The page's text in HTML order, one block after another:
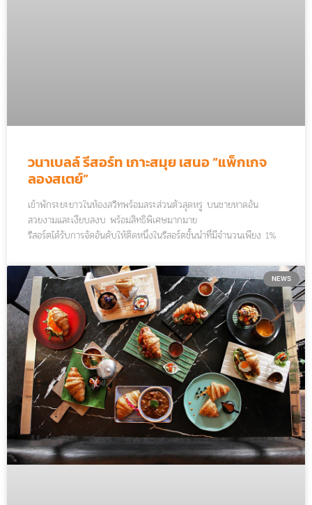
วนาเบลล์ รีสอร์ท เกาะสมุย เสนอ “แพ็กเกจ
ลองสเตย์”
เข้าพักระยะยาวในห้องสวีทพร้อมสระส่วนตัวสุดหรู บนชายหาดอัน
สวยงามและเงียบสงบ พร้อมสิทธิพิเศษมากมาย
รีสอร์ตได้รับการจัดอันดับให้ติดหนึ่งในรีสอร์ตชั้นนำที่มีจำนวนเพียง 1%
โรงแรมที่ให้บริการที่ดีที่สุด (Best Service) และ โรงแรมที่โรแมนติก
ที่สุด (Best Romance) โดย TripAdvisor
NEWS